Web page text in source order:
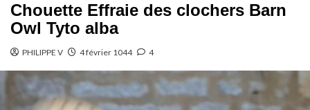
Chouette Effraie des clochers Barn
Owl Tyto alba
PHILIPPE V 4 février 1044 4